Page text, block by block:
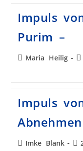
Impuls
Purim –
Maria Heilig
Impuls
Imke Blank